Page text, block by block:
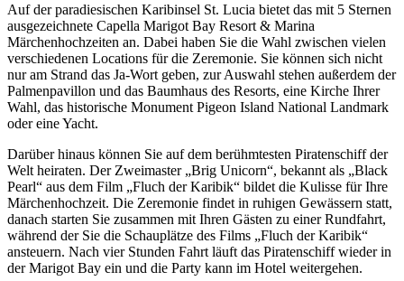
Auf der paradiesischen Karibinsel St. Lucia bietet das mit 5 Sternen
ausgezeichnete Capella Marigot Bay Resort & Marina
Märchenhochzeiten an. Dabei haben Sie die Wahl zwischen vielen
verschiedenen Locations für die Zeremonie. Sie können sich nicht
nur am Strand das Ja-Wort geben, zur Auswahl stehen außerdem der
Palmenpavillon und das Baumhaus des Resorts, eine Kirche Ihrer
Wahl, das historische Monument Pigeon Island National Landmark
oder eine Yacht.
Darüber hinaus können Sie auf dem berühmtesten Piratenschiff der
Welt heiraten. Der Zweimaster „Brig Unicorn“, bekannt als „Black
Pearl“ aus dem Film „Fluch der Karibik“ bildet die Kulisse für Ihre
Märchenhochzeit. Die Zeremonie findet in ruhigen Gewässern statt,
danach starten Sie zusammen mit Ihren Gästen zu einer Rundfahrt,
während der Sie die Schauplätze des Films „Fluch der Karibik“
ansteuern. Nach vier Stunden Fahrt läuft das Piratenschiff wieder in
der Marigot Bay ein und die Party kann im Hotel weitergehen.